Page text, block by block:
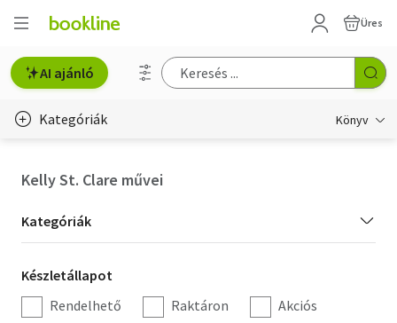
Üres
AI ajánló
Kategóriák Könyv
Hobbi, szabadidő
Irodalom
Kelly St. Clare művei
Kategória
szűrés
Kategóriák
Készletállapot
szűrés
Készletállapot
Rendelhető
Raktáron Akciós